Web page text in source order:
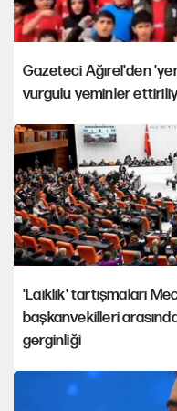
Gazeteci Ağırel'den
vurgulu yeminler
'Laiklik' tartışmaları
başkanvekilleri
gerginliği